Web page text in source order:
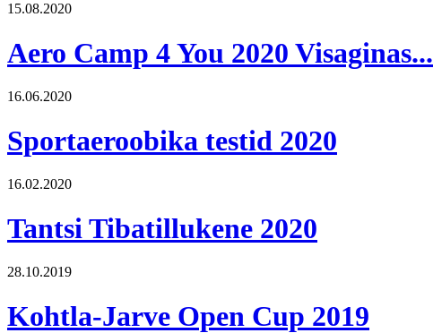
15.08.2020
Aero Camp 4 You 2020 Visaginas...
16.06.2020
Sportaeroobika testid 2020
16.02.2020
Tantsi Tibatillukene 2020
28.10.2019
Kohtla-Jarve Open Cup 2019